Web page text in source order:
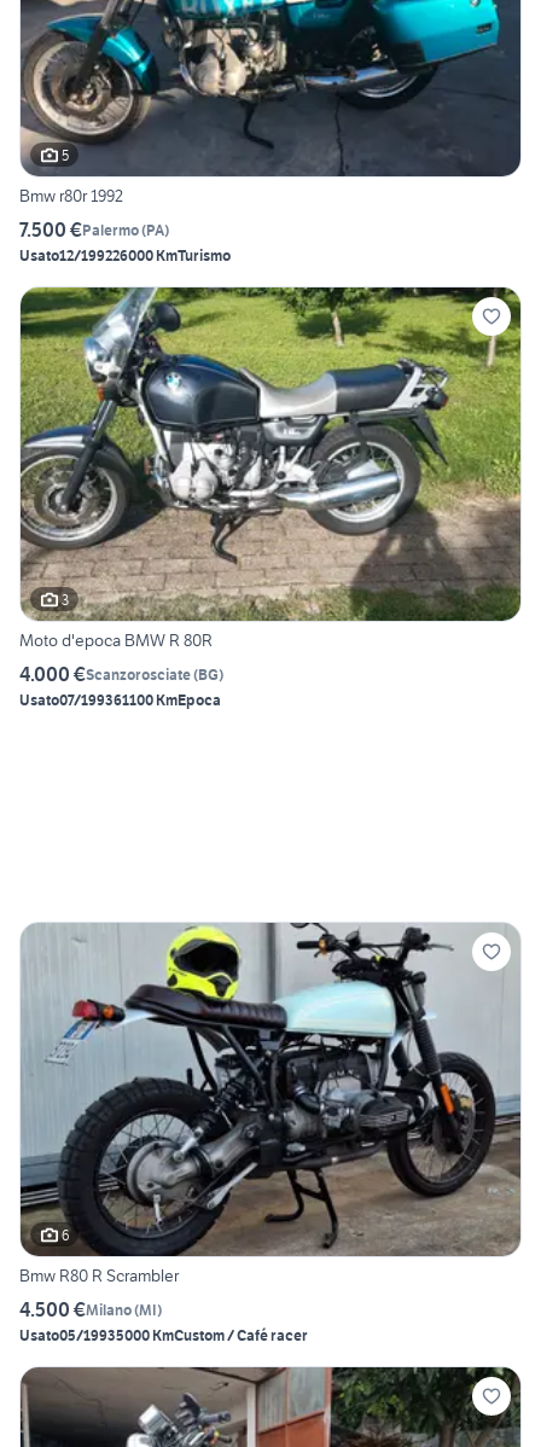
5
Bmw r80r 1992
7.500 €Palermo(PA)
Usato12/199226000 KmTurismo
3
Moto d'epoca BMW R 80R
4.000 €Scanzorosciate(BG)
Usato07/199361100 KmEpoca
6
Bmw R80 R Scrambler
4.500 €Milano(MI)
Usato05/19935000 KmCustom / Café racer